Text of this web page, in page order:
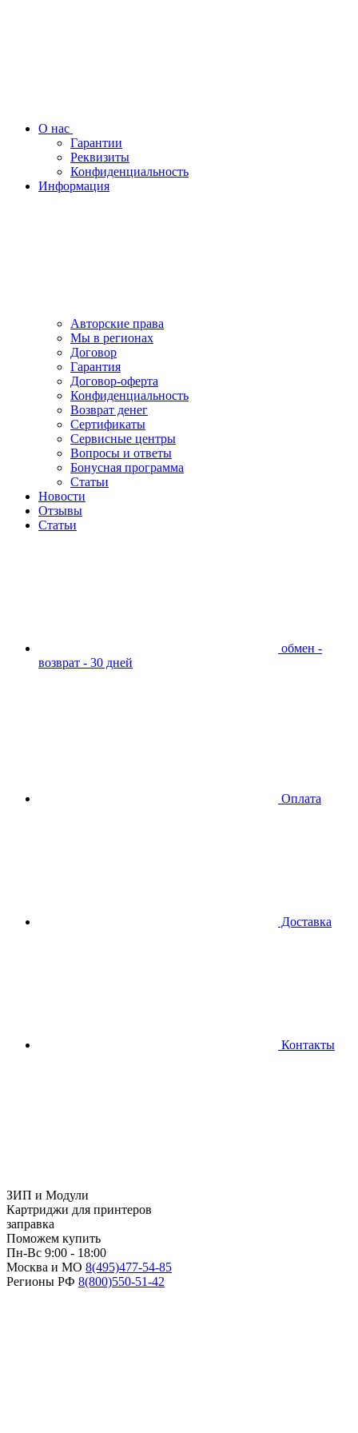
О нас
Гарантии
Реквизиты
Конфиденциальность
Информация
Авторские права
Мы в регионах
Договор
Гарантия
Договор-оферта
Конфиденциальность
Возврат денег
Сертификаты
Сервисные центры
Вопросы и ответы
Бонусная программа
Статьи
Новости
Отзывы
Статьи
обмен -
возврат - 30 дней
Оплата
Доставка
Контакты
ЗИП и Модули
Картриджи для принтеров
заправка
Поможем купить
Пн-Вс 9:00 - 18:00
Москва и МО 8(495)477-54-85
Регионы РФ 8(800)550-51-42